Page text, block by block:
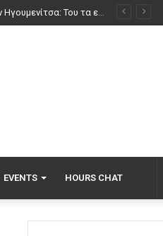
EVENTS HOURS CHAT